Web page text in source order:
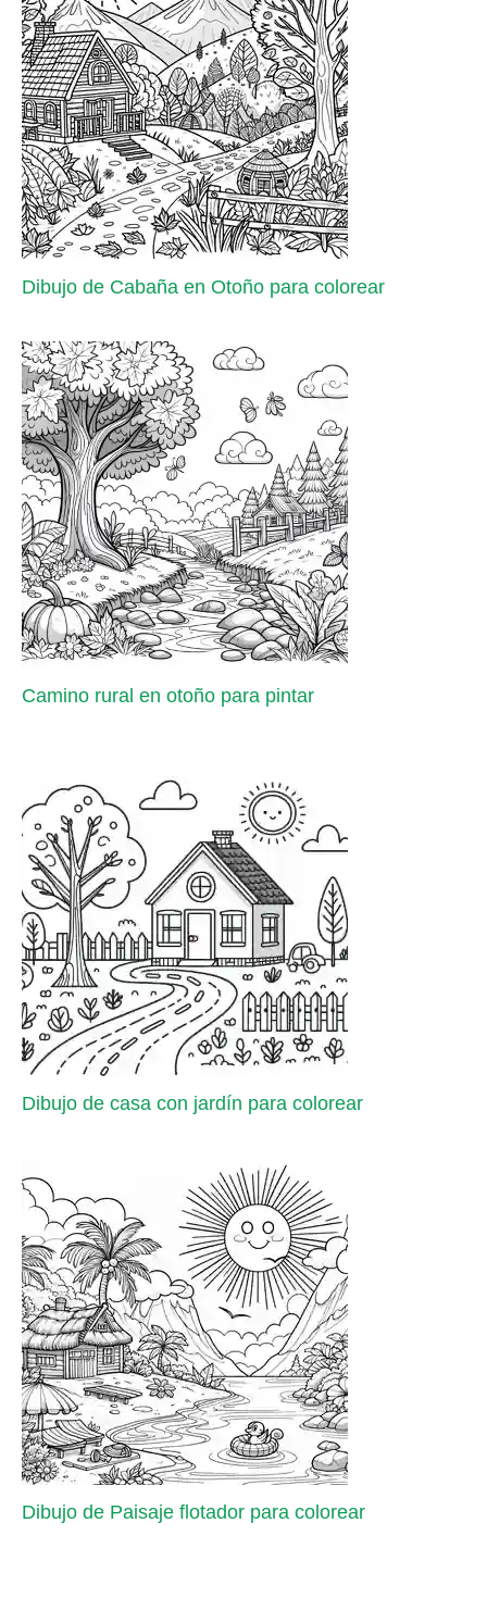
Dibujo de Cabaña en Otoño para colorear
Camino rural en otoño para pintar
Dibujo de casa con jardín para colorear
Dibujo de Paisaje flotador para colorear